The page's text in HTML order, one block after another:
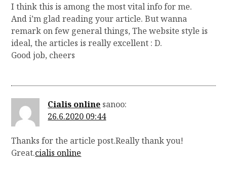
I think this is among the most vital info for me.
And i’m glad reading your article. But wanna
remark on few general things, The website style is
ideal, the articles is really excellent : D.
Good job, cheers
Cialis online sanoo:
26.6.2020 09:44
Thanks for the article post.Really thank you!
Great.cialis online